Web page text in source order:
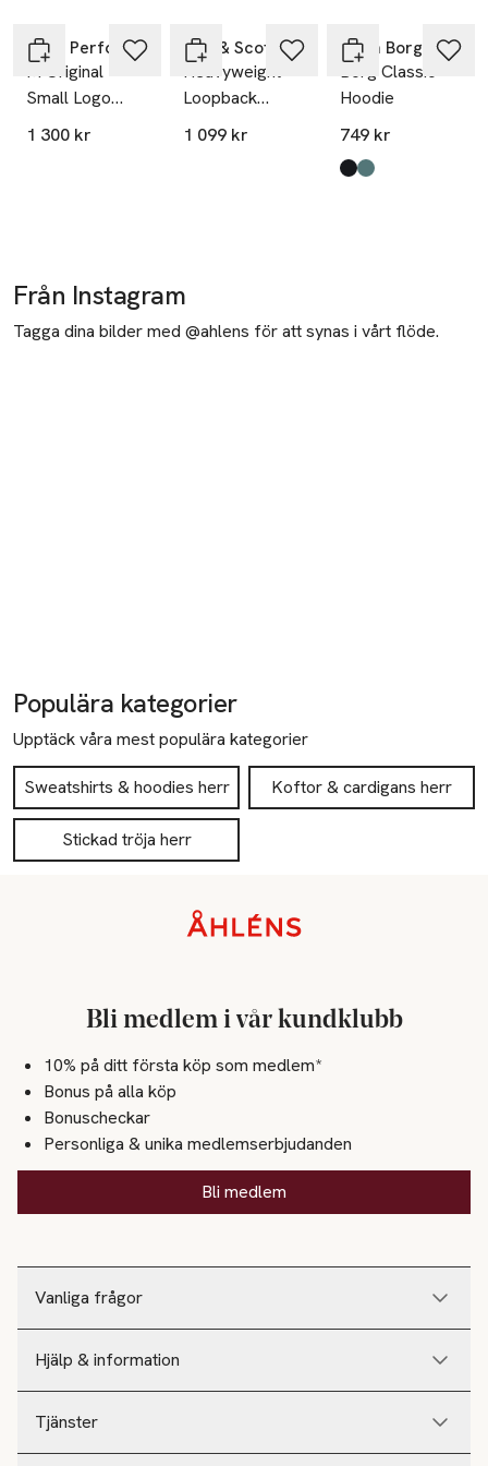
Peak Performance
M Original
Small Logo
Hood
1 300 kr
Lyle & Scott
Heavyweight
Loopback
Pullover Hoodie
1 099 kr
Björn Borg
Borg Classic
Hoodie
749 kr
Produkten finns i
Black Beauty
Balsam Green
Från Instagram
Tagga dina bilder med @ahlens för att synas i vårt flöde.
Populära kategorier
Upptäck våra mest populära kategorier
Sweatshirts & hoodies herr Koftor & cardigans herr
Stickad tröja herr
Vanliga frågor
Hjälp & information
Tjänster
Bli medlem i vår kundklubb
10% på ditt första köp som medlem*
Bonus på alla köp
Bonuscheckar
Personliga & unika medlemserbjudanden
Bli medlem